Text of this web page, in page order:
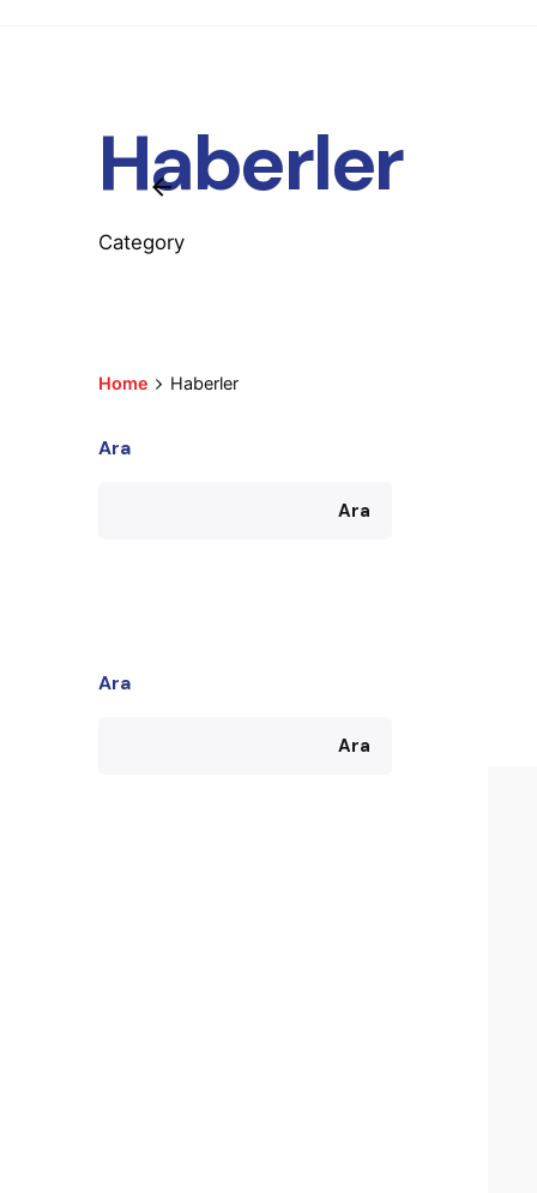
Haberler
Category
Home Haberler
Ara
Ara
Ara
Ara